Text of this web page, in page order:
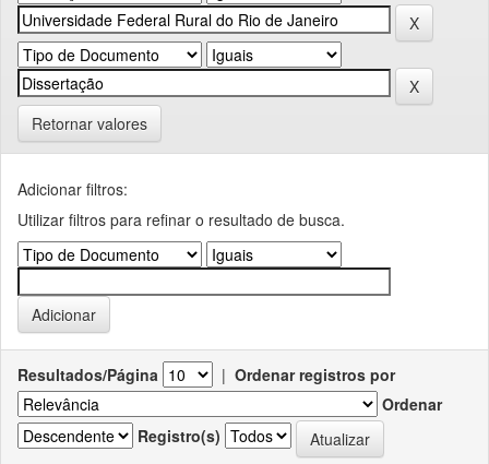
Retornar valores
Adicionar filtros:
Utilizar filtros para refinar o resultado de busca.
Resultados/Página | Ordenar registros por
Ordenar
Registro(s)